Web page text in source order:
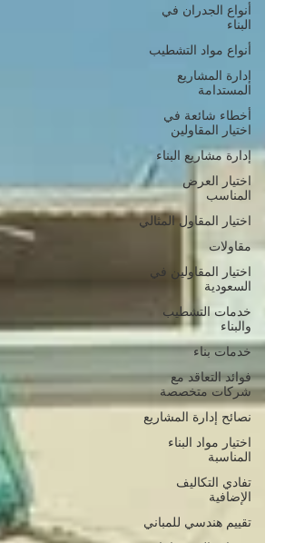
أنواع الجدران في
البناء
أنواع مواد التشطيب
إدارة المشاريع
المستدامة
أخطاء شائعة في
اختيار المقاولين
إدارة مشاريع البناء
اختيار العرض
المناسب
اختيار المقاول المثالي
مقاولات
اختيار المقاولين في
السعودية
خدمات التشطيب
والبناء
خدمات بناء
فوائد التعاقد مع
شركات متخصصة
نصائح إدارة المشاريع
اختيار مواد البناء
المناسبة
تفادي التكاليف
الإضافية
تقييم هندسي للمباني